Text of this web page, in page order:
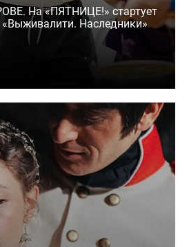
На «ПЯТНИЦЕ!» стартует
Наследники»